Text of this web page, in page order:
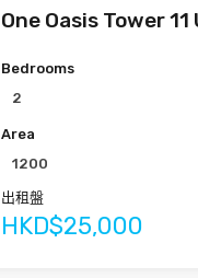
One Oasis Tower 11
Bedrooms
2
Area
1200
出租盤
HKD$25,000